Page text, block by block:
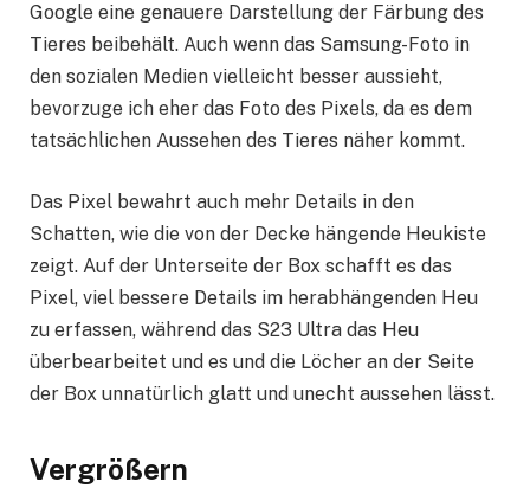
Google eine genauere Darstellung der Färbung des
Tieres beibehält. Auch wenn das Samsung-Foto in
den sozialen Medien vielleicht besser aussieht,
bevorzuge ich eher das Foto des Pixels, da es dem
tatsächlichen Aussehen des Tieres näher kommt.
Das Pixel bewahrt auch mehr Details in den
Schatten, wie die von der Decke hängende Heukiste
zeigt. Auf der Unterseite der Box schafft es das
Pixel, viel bessere Details im herabhängenden Heu
zu erfassen, während das S23 Ultra das Heu
überbearbeitet und es und die Löcher an der Seite
der Box unnatürlich glatt und unecht aussehen lässt.
Vergrößern